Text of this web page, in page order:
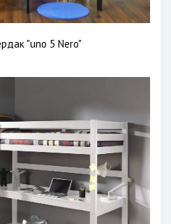
"uno 5 Nero"